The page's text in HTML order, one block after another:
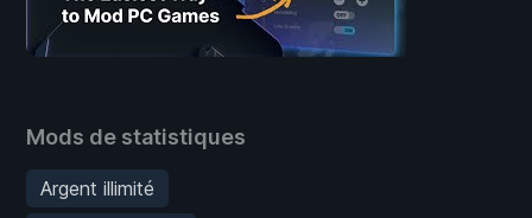
Mods de statistiques
Argent illimité